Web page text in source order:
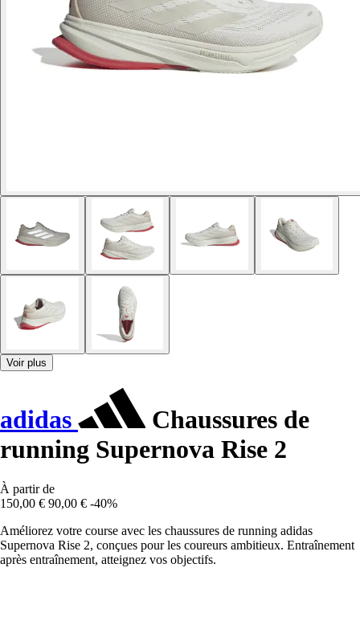
Voir plus
adidas
Chaussures de
running Supernova Rise 2
À partir de
150,00 € 90,00 € -40%
Améliorez votre course avec les chaussures de running adidas
Supernova Rise 2, conçues pour les coureurs ambitieux. Entraînement
après entraînement, atteignez vos objectifs.